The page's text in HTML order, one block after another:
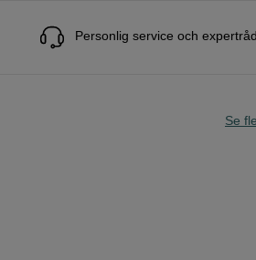
Personlig service och
Se